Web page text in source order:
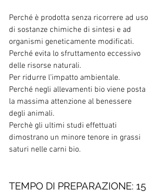
Perché è prodotta senza ricorrere ad uso
di sostanze chimiche di sintesi e ad
organismi geneticamente modificati.
Perché evita lo sfruttamento eccessivo
delle risorse naturali.
Per ridurre l’impatto ambientale.
Perché negli allevamenti bio viene posta
la massima attenzione al benessere
degli animali.
Perchè gli ultimi studi effettuati
dimostrano un minore tenore in grassi
saturi nelle carni bio.
TEMPO DI PREPARAZIONE: 15